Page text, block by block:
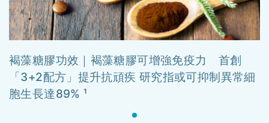
褐藻糖膠功效｜褐藻糖膠可增強免疫力 首創
「3+2配方」提升抗頑疾 研究指或可抑制異常細
胞生長達89% ¹